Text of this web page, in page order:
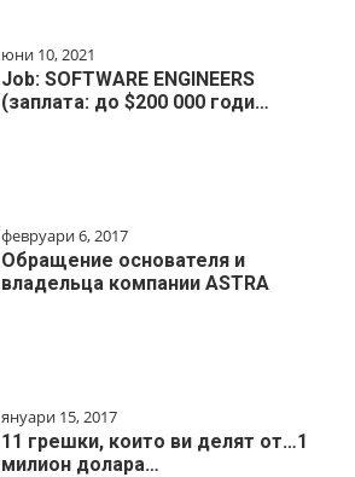
юни 10, 2021
Job: SOFTWARE ENGINEERS
(заплата: до $200 000 годи…
февруари 6, 2017
Обращение основателя и
владельца компании ASTRA
януари 15, 2017
11 грешки, които ви делят от…1
милиoн дoлapa…